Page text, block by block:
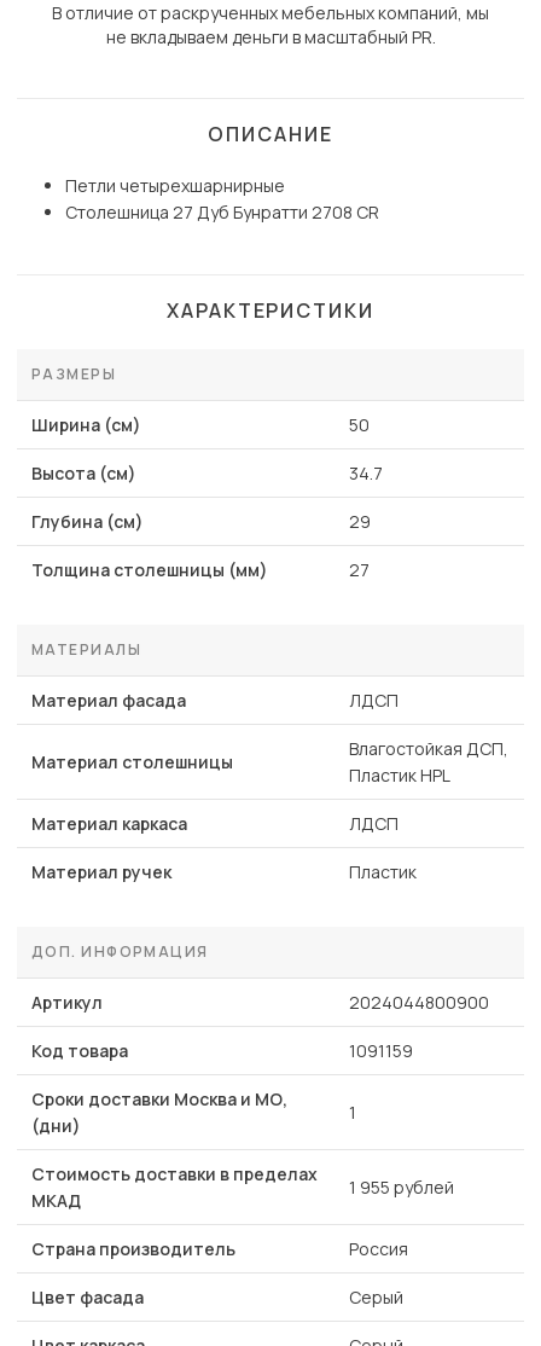
В отличие от раскрученных мебельных компаний, мы
не вкладываем деньги в масштабный PR.
ОПИСАНИЕ
Петли четырехшарнирные
Столешница 27 Дуб Бунратти 2708 CR
ХАРАКТЕРИСТИКИ
РАЗМЕРЫ
Ширина (см) 50
Высота (см) 34.7
Глубина (см) 29
Толщина столешницы (мм) 27
МАТЕРИАЛЫ
Материал фасада ЛДСП
Материал столешницы
Влагостойкая ДСП,
Пластик HPL
Материал каркаса ЛДСП
Материал ручек Пластик
ДОП. ИНФОРМАЦИЯ
Артикул 2024044800900
Код товара 1091159
Сроки доставки Москва и МО,
(дни)
1
Стоимость доставки в пределах
МКАД
1 955 рублей
Страна производитель Россия
Цвет фасада Серый